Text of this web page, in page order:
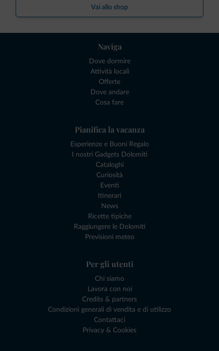
Vai allo shop
Naviga
Dove dormire
Attività locali
Offerte
Dove andare
Cosa fare
Pianifica la vacanza
Esperienze e Buoni Regalo
I nostri Gadgets Dolomiti
Cataloghi
Curiosità
Eventi
Itinerari
News
Ricette tipiche
Raggiungere le Dolomiti
Previsioni meteo
Per gli utenti
Chi siamo
Lavora con noi
Credits & partners
Condizioni generali di vendita e di utilizzo
Contattaci
Privacy & Cookies